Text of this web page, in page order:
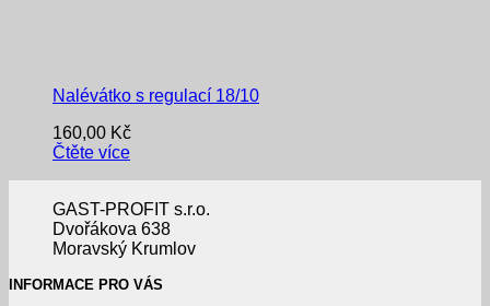
Nalévátko s regulací 18/10
160,00 Kč
Čtěte více
GAST-PROFIT s.r.o.
Dvořákova 638
Moravský Krumlov
INFORMACE PRO VÁS